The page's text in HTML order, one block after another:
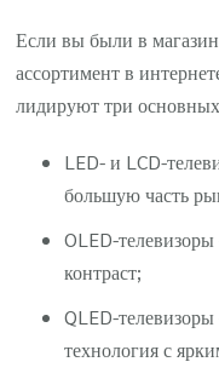
Если вы были в
ассортимент в
лидируют три
LED- и LCD-
большую часть
OLED-
контраст;
QLED-
технология с